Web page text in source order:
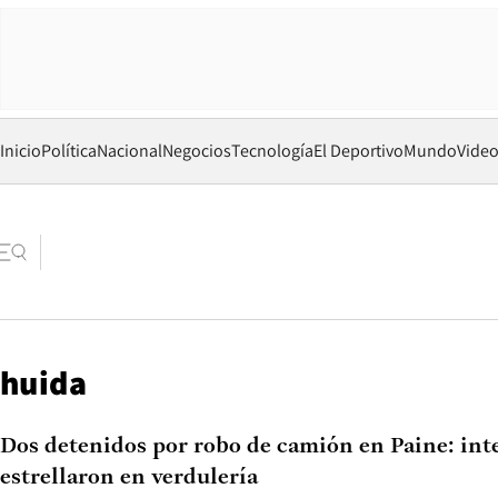
InicioPolíticaNacionalNegociosTecnologíaEl DeportivoMundo
huida
Dos detenidos por robo de camión en Paine:
estrellaron en verdulería